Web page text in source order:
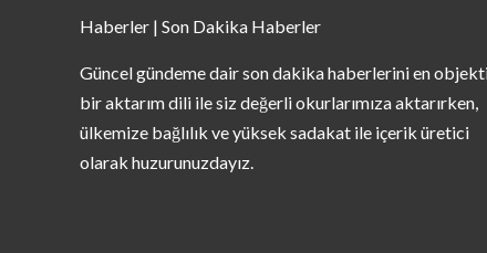
Haberler | Son Dakika Haberler
Güncel gündeme dair son dakika haberlerini en
bir aktarım dili ile siz değerli okurlarımıza aktarırken,
ülkemize bağlılık ve yüksek sadakat ile içerik üretici
olarak huzurunuzdayız.